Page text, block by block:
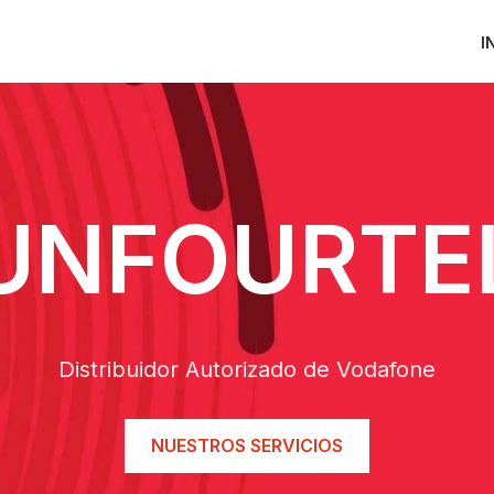
Distribuidor Autorizado de Vodafone
NUESTROS SERVICIOS